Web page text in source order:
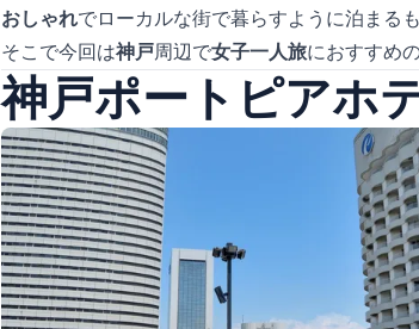
おしゃれでローカルな街で暮らすように泊まる
そこで今回は神戸周辺で女子一人旅におすすめ
神戸ポートピアホ